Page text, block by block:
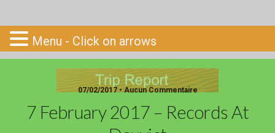
Go-South
07/02/2017 • Aucun Commentaire
7 February 2017 – Records At
Menu - Click on arrows